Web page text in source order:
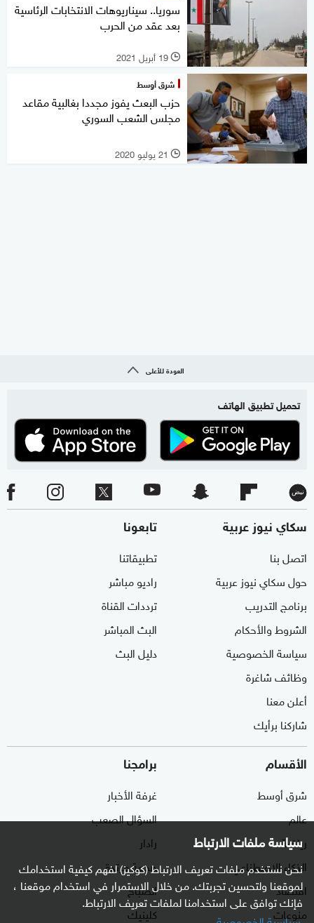
سياسة ملفات الارتباط
نحن نستخدم ملفات تعريف الارتباط (كوكيز) لفهم كيفية استخدامك
لموقعنا ولتحسين تجربتك. من خلال الاستمرار في استخدام موقعنا ،
فإنك توافق على استخدامنا لملفات تعريف الارتباط.
سوريا.. سيناريوهات الانتخابات الرئاسية
بعد عقد من الحرب
l 19 أبريل 2021
شرق أوسط
حزب البعث يفوز مجددا بغالبية مقاعد
مجلس الشعب السوري
l 21 يوليو 2020
العودة للأعلى
تحميل تطبيق الهاتف
سكاي نيوز عربية
اتصل بنا
حول سكاي نيوز عربية
برنامج التدريب
الشروط والأحكام
سياسة الخصوصية
وظائف شاغرة
أعلن معنا
شاركنا برأيك
تابعونا
تطبيقاتنا
راديو مباشر
ترددات القناة
البث المباشر
دليل البث
الأقسام
شرق أوسط
عالم
رياضة
الذكاء الاصطناعي
اقتصاد
منوعات
برامجنا
غرفة الأخبار
السؤال الصعب
رادار
هجمة مرتدة
الصباح
كلينيك